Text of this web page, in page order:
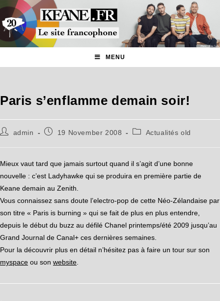
MENU
Paris s’enflamme demain soir!
admin 19 November 2008 Actualités old
Mieux vaut tard que jamais surtout quand il s’agit d’une bonne
nouvelle : c’est Ladyhawke qui se produira en première partie de
Keane demain au Zenith.
Vous connaissez sans doute l’electro-pop de cette Néo-Zélandaise par
son titre « Paris is burning » qui se fait de plus en plus entendre,
depuis le début du buzz au défilé Chanel printemps/été 2009 jusqu’au
Grand Journal de Canal+ ces dernières semaines.
Pour la découvrir plus en détail n’hésitez pas à faire un tour sur son
myspace ou son website.